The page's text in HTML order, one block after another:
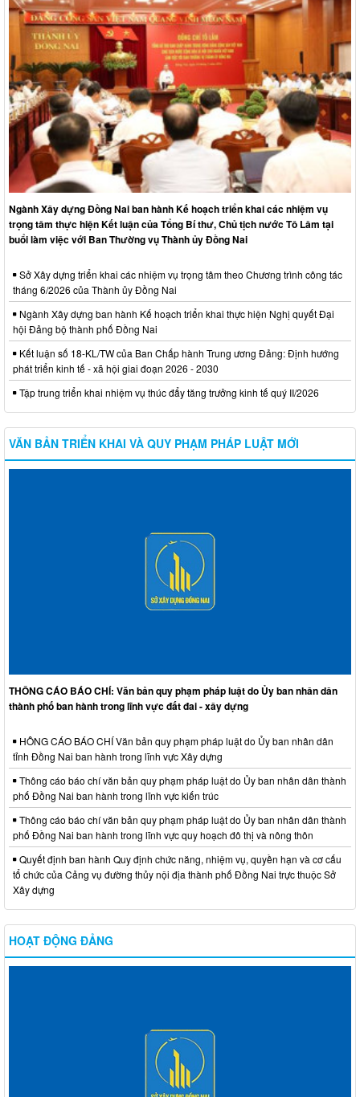
Ngành Xây dựng Đồng Nai ban hành Kế hoạch triển khai các nhiệm vụ
trọng tâm thực hiện Kết luận của Tổng Bí thư, Chủ tịch nước Tô Lâm tại
buổi làm việc với Ban Thường vụ Thành ủy Đồng Nai
Sở Xây dựng triển khai các nhiệm vụ trọng tâm theo Chương trình công tác
tháng 6/2026 của Thành ủy Đồng Nai
Ngành Xây dựng ban hành Kế hoạch triển khai thực hiện Nghị quyết Đại
hội Đảng bộ thành phố Đồng Nai
Kết luận số 18-KL/TW của Ban Chấp hành Trung ương Đảng: Định hướng
phát triển kinh tế - xã hội giai đoạn 2026 - 2030
Tập trung triển khai nhiệm vụ thúc đẩy tăng trưởng kinh tế quý II/2026
VĂN BẢN TRIỂN KHAI VÀ QUY PHẠM PHÁP LUẬT MỚI
THÔNG CÁO BÁO CHÍ: Văn bản quy phạm pháp luật do Ủy ban nhân dân
thành phố ban hành trong lĩnh vực đất đai - xây dựng
HÔNG CÁO BÁO CHÍ Văn bản quy phạm pháp luật do Ủy ban nhân dân
tỉnh Đồng Nai ban hành trong lĩnh vực Xây dựng
Thông cáo báo chí văn bản quy phạm pháp luật do Ủy ban nhân dân thành
phố Đồng Nai ban hành trong lĩnh vực kiến trúc
Thông cáo báo chí văn bản quy phạm pháp luật do Ủy ban nhân dân thành
phố Đồng Nai ban hành trong lĩnh vực quy hoạch đô thị và nông thôn
Quyết định ban hành Quy định chức năng, nhiệm vụ, quyền hạn và cơ cấu
tổ chức của Cảng vụ đường thủy nội địa thành phố Đồng Nai trực thuộc Sở
Xây dựng
HOẠT ĐỘNG ĐẢNG